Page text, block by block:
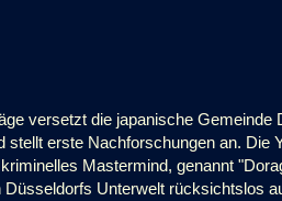
versetzt die japanische
stellt erste Nachforschungen an. Die
Mastermind, genannt
Düsseldorfs Unterwelt rücksichtslos